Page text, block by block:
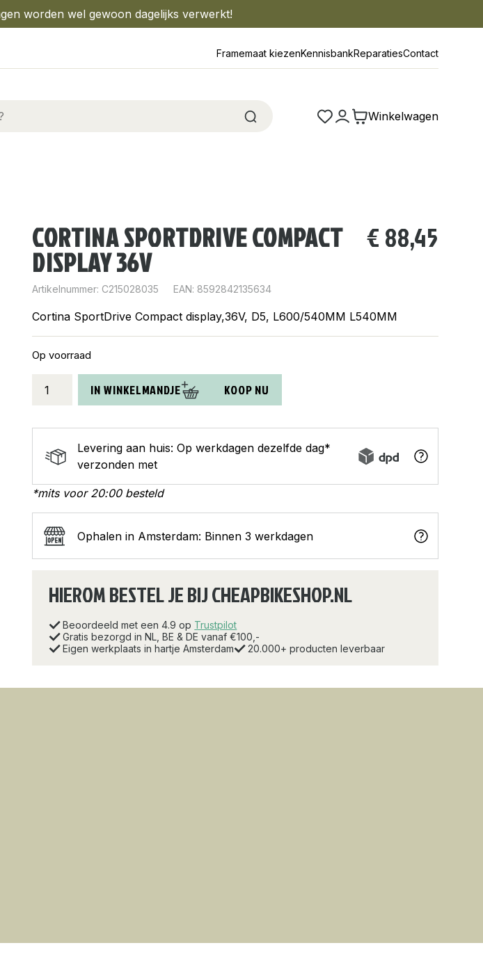
worden wel gewoon dagelijks verwerkt!
Framemaat kiezenKennisbankReparatiesContact
Winkelwagen
CORTINA SPORTDRIVE COMPACT
DISPLAY 36V
€ 88,45
Artikelnummer: C215028035 EAN: 8592842135634
Cortina SportDrive Compact display,36V, D5, L600/540MM L540MM
Op voorraad
SportDrive
display
36V
aantal
IN WINKELMANDJE KOOP NU
Levering aan huis: Op werkdagen dezelfde dag*
verzonden met
*mits voor 20:00 besteld
Ophalen in Amsterdam: Binnen 3 werkdagen
HIEROM BESTEL JE BIJ CHEAPBIKESHOP.NL
Beoordeeld met een 4.9 op Trustpilot
Gratis bezorgd in NL, BE & DE vanaf €100,-
Eigen werkplaats in hartje Amsterdam
20.000+ producten leverbaar